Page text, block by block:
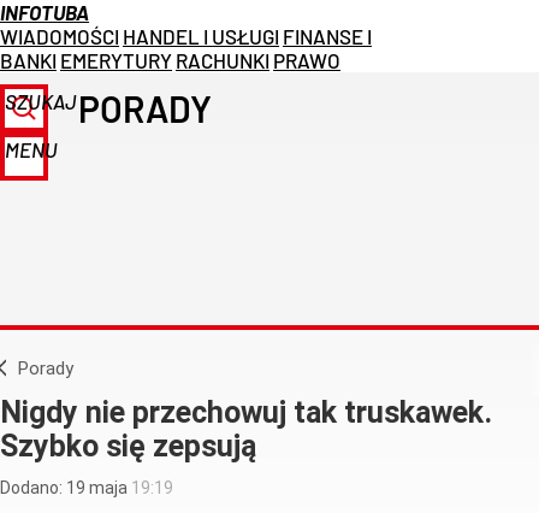
INFOTUBA
WIADOMOŚCI HANDEL I USŁUGI FINANSE I
BANKI EMERYTURY RACHUNKI PRAWO
SZUKAJ
MENU
PORADY
Porady
Nigdy nie przechowuj tak truskawek.
Szybko się zepsują
Dodano: 19 maja 19:19